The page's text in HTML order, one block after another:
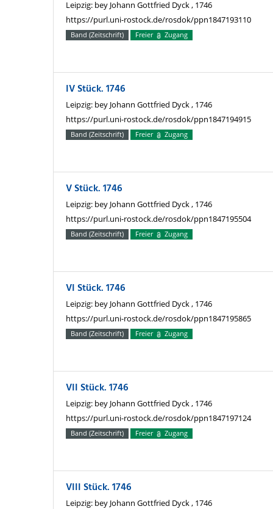
Leipzig: bey Johann Gottfried Dyck , 1746
https://purl.uni-rostock.de/rosdok/ppn1847193110
Band (Zeitschrift) Freier Zugang
IV Stück. 1746
Leipzig: bey Johann Gottfried Dyck , 1746
https://purl.uni-rostock.de/rosdok/ppn1847194915
Band (Zeitschrift) Freier Zugang
V Stück. 1746
Leipzig: bey Johann Gottfried Dyck , 1746
https://purl.uni-rostock.de/rosdok/ppn1847195504
Band (Zeitschrift) Freier Zugang
VI Stück. 1746
Leipzig: bey Johann Gottfried Dyck , 1746
https://purl.uni-rostock.de/rosdok/ppn1847195865
Band (Zeitschrift) Freier Zugang
VII Stück. 1746
Leipzig: bey Johann Gottfried Dyck , 1746
https://purl.uni-rostock.de/rosdok/ppn1847197124
Band (Zeitschrift) Freier Zugang
VIII Stück. 1746
Leipzig: bey Johann Gottfried Dyck , 1746